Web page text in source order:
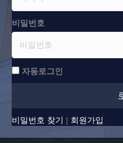
비밀번호
자동로그인
비밀번호 찾기 | 회원가입